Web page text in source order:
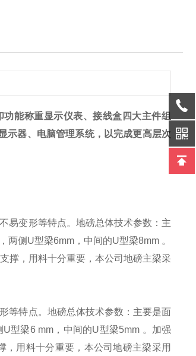
能称重显示仪表、接线盒四大主件组
示器、电脑管理系统，以完成更高层次
易变形等特点。地磅总体技术参数：主
两侧 U型梁6mm，中间的U型梁8mm 。
撑，用料十分重要，本公司地磅主梁采
等特点。地磅总体技术参数：主要是面
U型梁6 mm，中间的U型梁5mm 。加强
用料十分重要，本公司地磅主梁采用